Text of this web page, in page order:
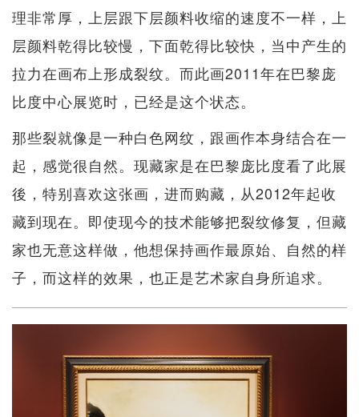
理非常厚，上层跟下层颜料收缩的速度不一样，上
层颜料乾得比较慢，下面乾得比较快，当中产生的
拉力在画布上形成裂纹。而此画2011年在巴黎庞
比度中心展览时，已经是这个状态。
那些裂就像是一种白色网纹，跟画作本身结合在一
起，感觉很自然。现藏家是在巴黎庞比度看了此展
後，特别喜欢这张画，进而购藏，从2012年起收
藏到现在。即使现今的技术能够把裂纹修复，但藏
家也无意这样做，他想保持画作最原始、自然的样
子，而这样的效果，也正是艺术家自身所追求。